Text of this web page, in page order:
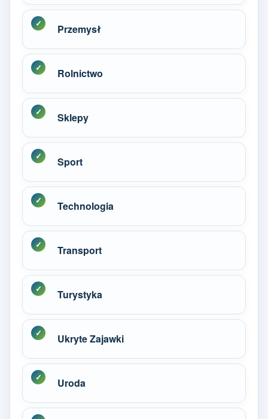
Przemysł
Rolnictwo
Sklepy
Sport
Technologia
Transport
Turystyka
Ukryte Zajawki
Uroda